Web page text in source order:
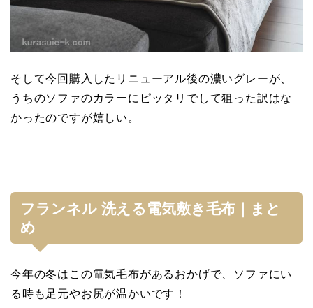
そして今回購入したリニューアル後の濃いグレーが、
うちのソファのカラーにピッタリでして狙った訳はな
かったのですが嬉しい。
フランネル 洗える電気敷き毛布｜まと
め
今年の冬はこの電気毛布があるおかげで、ソファにい
る時も足元やお尻が温かいです！